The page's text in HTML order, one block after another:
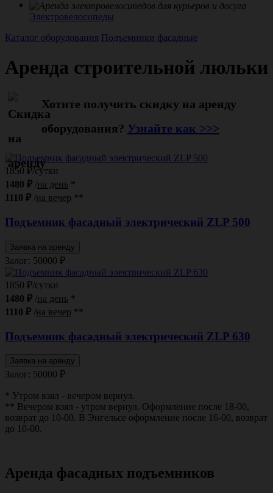
Электровелосипеды
Каталог оборудования Подъемники фасадные
Аренда строительной люльки
Хотите получить скидку на аренду
оборудования? Узнайте как >>>
1850 ₽/сутки
1480 ₽ /на день *
1110 ₽ /на вечер **
Подъемник фасадный электрический ZLP 500
Заявка на аренду
Залог: 50000 ₽
1850 ₽/сутки
1480 ₽ /на день *
1110 ₽ /на вечер **
Подъемник фасадный электрический ZLP 630
Заявка на аренду
Залог: 50000 ₽
* Утром взял - вечером вернул.
** Вечером взял - утром вернул. Оформление после 18-00,
возврат до 10-00. В Энгельсе оформление после 16-00, возврат
до 10-00.
Аренда фасадных подъемников